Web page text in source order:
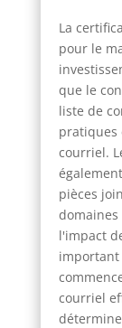
La
pour le
que le
liste de
pratiques
courriel.
pièces
l'impact
important
courriel